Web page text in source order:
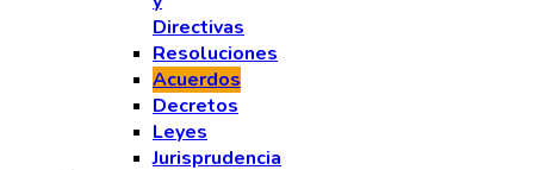
Directivas
Resoluciones
Acuerdos
Decretos
Leyes
Jurisprudencia